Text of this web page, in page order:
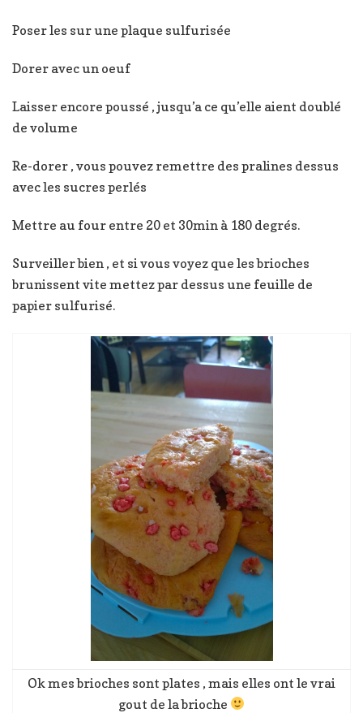
Poser les sur une plaque sulfurisée
Dorer avec un oeuf
Laisser encore poussé , jusqu’a ce qu’elle aient doublé
de volume
Re-dorer , vous pouvez remettre des pralines dessus
avec les sucres perlés
Mettre au four entre 20 et 30min à 180 degrés.
Surveiller bien , et si vous voyez que les brioches
brunissent vite mettez par dessus une feuille de
papier sulfurisé.
Ok mes brioches sont plates , mais elles ont le vrai
gout de la brioche